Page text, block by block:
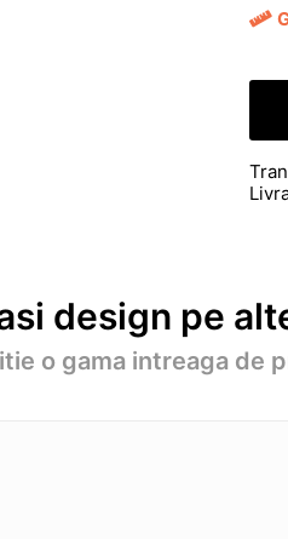
design pe
o gama intreaga de